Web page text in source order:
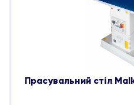
Прасувальний стіл